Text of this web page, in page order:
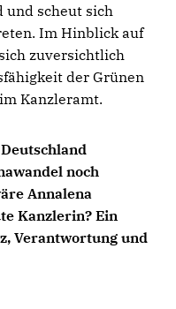
und scheut sich
Im Hinblick auf
zuversichtlich
der Grünen
Kanzleramt.
noch
Annalena
Kanzlerin? Ein
Verantwortung und